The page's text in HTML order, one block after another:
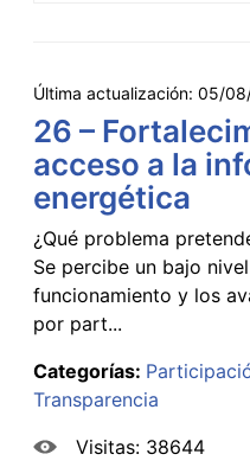
Última actualización: 05/
26 –
acceso a la
energética
¿Qué problema
Se percibe un bajo
funcionamiento y los
por part...
Categorías:
Transparencia
Visitas: 38644